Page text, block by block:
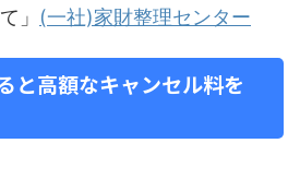
」 (一社)家財整理センター
と高額なキャンセル料を